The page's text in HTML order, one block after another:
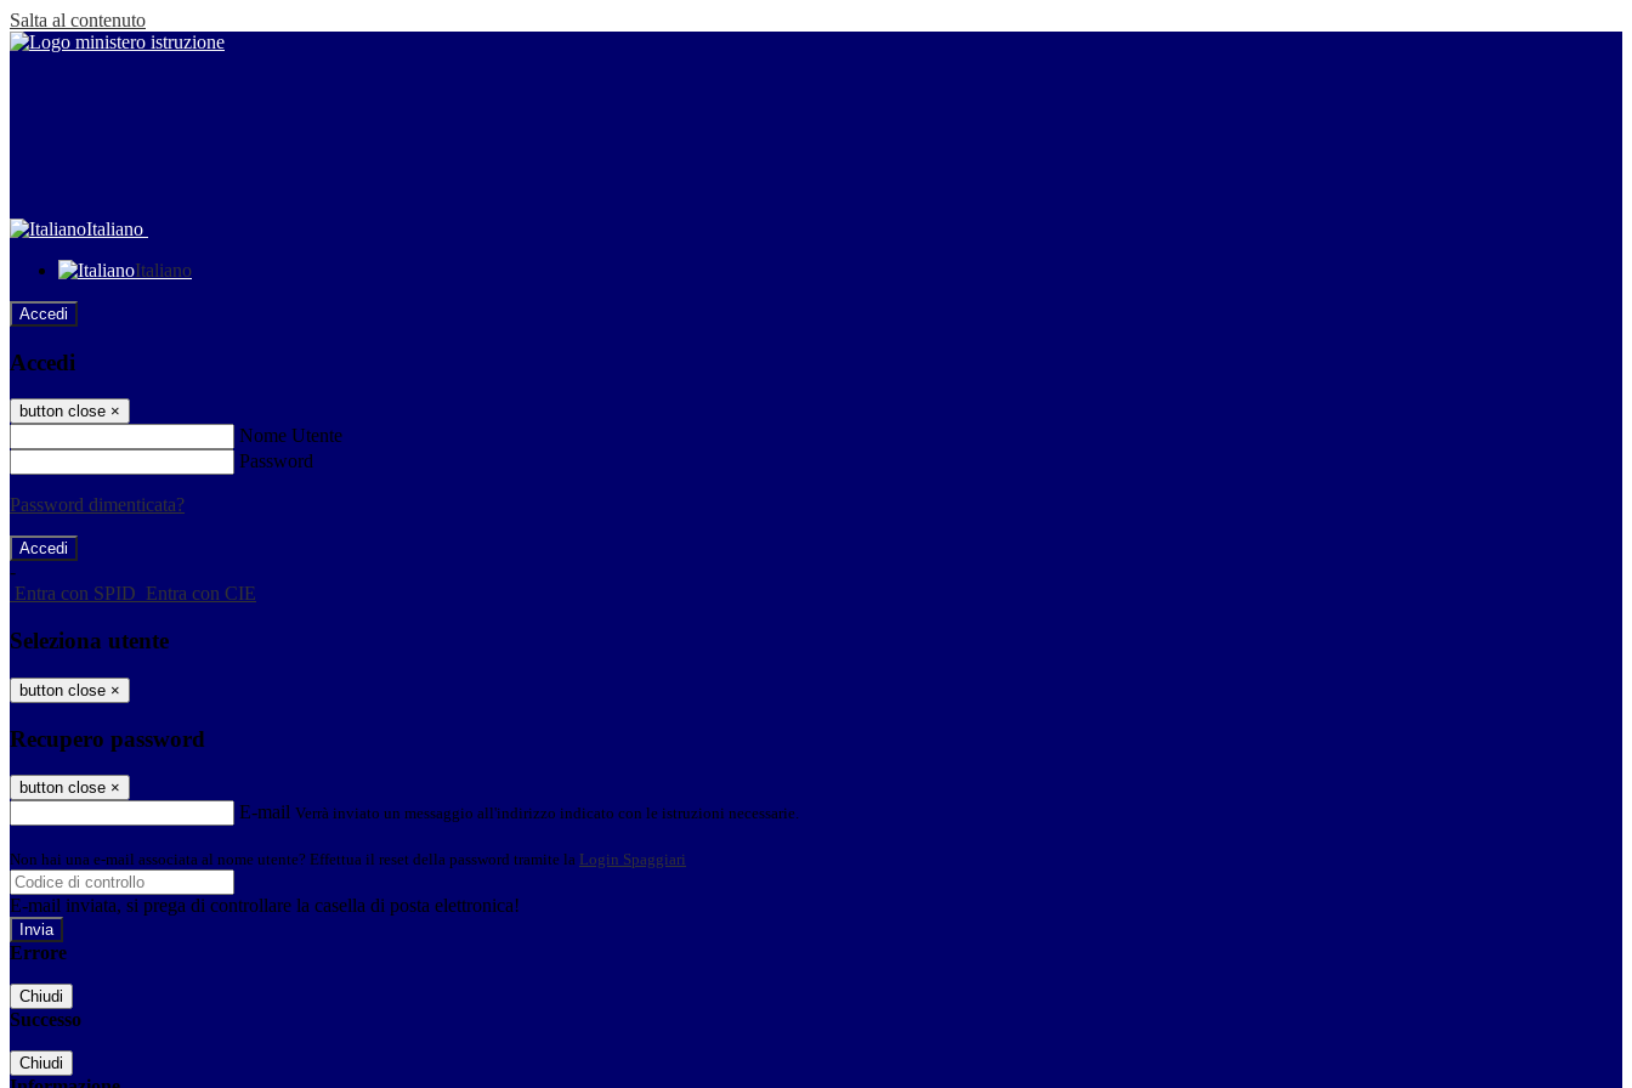
Salta al contenuto
Italiano
Italiano
Accedi
Accedi
button close ×
Nome Utente
Password
Password dimenticata?
-
Entra con SPID Entra con CIE
Seleziona utente
button close ×
Recupero password
button close ×
E-mail Verrà inviato un messaggio all'indirizzo indicato con le istruzioni necessarie.
Non hai una e-mail associata al nome utente? Effettua il reset della password tramite la Login Spaggiari
E-mail inviata, si prega di controllare la casella di posta elettronica!
Errore
Chiudi
Successo
Chiudi